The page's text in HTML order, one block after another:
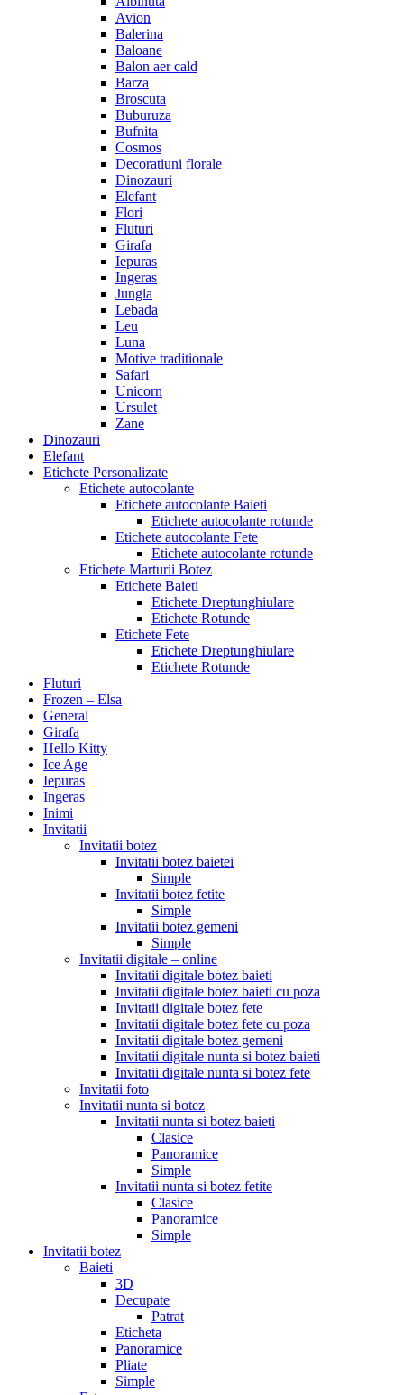
Avion
Balerina
Baloane
Balon aer cald
Barza
Broscuta
Buburuza
Bufnita
Cosmos
Decoratiuni florale
Dinozauri
Elefant
Flori
Fluturi
Girafa
Iepuras
Ingeras
Jungla
Lebada
Leu
Luna
Motive traditionale
Safari
Unicorn
Ursulet
Zane
Dinozauri
Elefant
Etichete Personalizate
Etichete autocolante
Etichete autocolante Baieti
Etichete autocolante rotunde
Etichete autocolante Fete
Etichete autocolante rotunde
Etichete Marturii Botez
Etichete Baieti
Etichete Dreptunghiulare
Etichete Rotunde
Etichete Fete
Etichete Dreptunghiulare
Etichete Rotunde
Fluturi
Frozen – Elsa
General
Girafa
Hello Kitty
Ice Age
Iepuras
Ingeras
Inimi
Invitatii
Invitatii botez
Invitatii botez baietei
Simple
Invitatii botez fetite
Simple
Invitatii botez gemeni
Simple
Invitatii digitale – online
Invitatii digitale botez baieti
Invitatii digitale botez baieti cu poza
Invitatii digitale botez fete
Invitatii digitale botez fete cu poza
Invitatii digitale botez gemeni
Invitatii digitale nunta si botez baieti
Invitatii digitale nunta si botez fete
Invitatii foto
Invitatii nunta si botez
Invitatii nunta si botez baieti
Clasice
Panoramice
Simple
Invitatii nunta si botez fetite
Clasice
Panoramice
Simple
Invitatii botez
Baieti
3D
Decupate
Patrat
Eticheta
Panoramice
Pliate
Simple